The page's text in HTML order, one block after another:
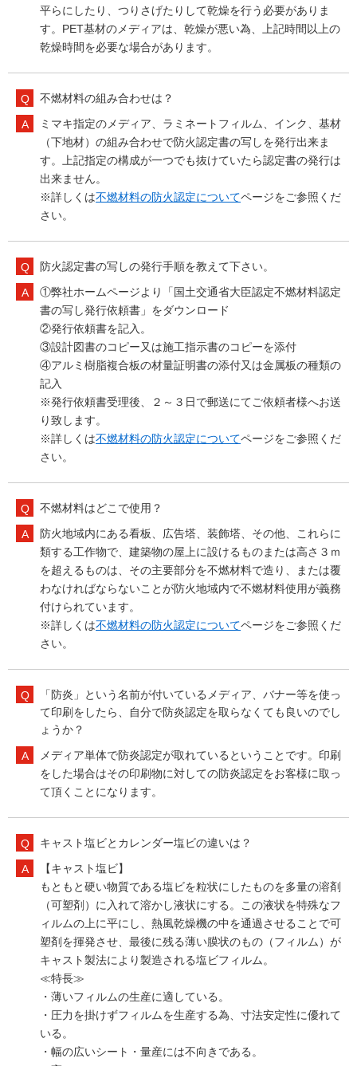
平らにしたり、つりさげたりして乾燥を行う必要がありま
す。PET基材のメディアは、乾燥が悪い為、上記時間以上の
乾燥時間を必要な場合があります。
不燃材料の組み合わせは？
ミマキ指定のメディア、ラミネートフィルム、インク、基材
（下地材）の組み合わせで防火認定書の写しを発行出来ま
す。上記指定の構成が一つでも抜けていたら認定書の発行は
出来ません。
※詳しくは不燃材料の防火認定についてページをご参照くだ
さい。
防火認定書の写しの発行手順を教えて下さい。
①弊社ホームページより「国土交通省大臣認定不燃材料認定
書の写し発行依頼書」をダウンロード
②発行依頼書を記入。
③設計図書のコピー又は施工指示書のコピーを添付
④アルミ樹脂複合板の材量証明書の添付又は金属板の種類の
記入
※発行依頼書受理後、２～３日で郵送にてご依頼者様へお送
り致します。
※詳しくは不燃材料の防火認定についてページをご参照くだ
さい。
不燃材料はどこで使用？
防火地域内にある看板、広告塔、装飾塔、その他、これらに
類する工作物で、建築物の屋上に設けるものまたは高さ３ｍ
を超えるものは、その主要部分を不燃材料で造り、または覆
わなければならないことが防火地域内で不燃材料使用が義務
付けられています。
※詳しくは不燃材料の防火認定についてページをご参照くだ
さい。
「防炎」という名前が付いているメディア、バナー等を使っ
て印刷をしたら、自分で防炎認定を取らなくても良いのでし
ょうか？
メディア単体で防炎認定が取れているということです。印刷
をした場合はその印刷物に対しての防炎認定をお客様に取っ
て頂くことになります。
キャスト塩ビとカレンダー塩ビの違いは？
【キャスト塩ビ】
もともと硬い物質である塩ビを粒状にしたものを多量の溶剤
（可塑剤）に入れて溶かし液状にする。この液状を特殊なフ
ィルムの上に平にし、熱風乾燥機の中を通過させることで可
塑剤を揮発させ、最後に残る薄い膜状のもの（フィルム）が
キャスト製法により製造される塩ビフィルム。
≪特長≫
・薄いフィルムの生産に適している。
・圧力を掛けずフィルムを生産する為、寸法安定性に優れて
いる。
・幅の広いシート・量産には不向きである。